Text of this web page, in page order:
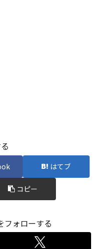
はてブ
コピー
フォローする